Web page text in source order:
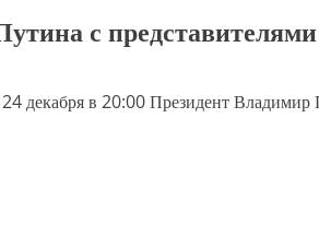
с представителями
декабря в 20:00 Президент Владимир